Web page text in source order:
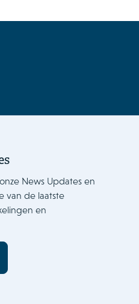
News Updates en
van de laatste
en